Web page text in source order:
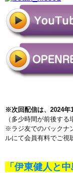
※次回配信は、2024年
（多少時間が前後す
※ラジ友でのバックナ
ルにて会員有料でご視
「伊東健人と